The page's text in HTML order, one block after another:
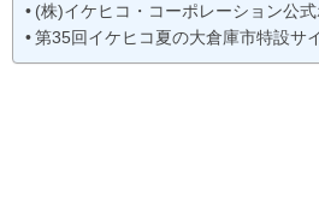
(株)イケヒコ・コーポレーション公
第35回イケヒコ夏の大倉庫市特設サ